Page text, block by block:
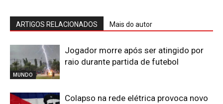
ARTIGOS RELACIONADOS Mais do autor
MUNDO
Jogador morre após ser atingido por
raio durante partida de futebol
Colapso na rede elétrica provoca novo